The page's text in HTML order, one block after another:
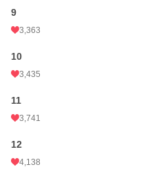
累計ポイント
9
3,363
10
3,435
11
3,741
12
4,138